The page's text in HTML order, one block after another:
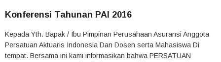
Konferensi Tahunan PAI 2016
Kepada Yth. Bapak / Ibu Pimpinan Perusahaan Asuransi Anggota
Persatuan Aktuaris Indonesia Dan Dosen serta Mahasiswa Di
tempat. Bersama ini kami informasikan bahwa PERSATUAN